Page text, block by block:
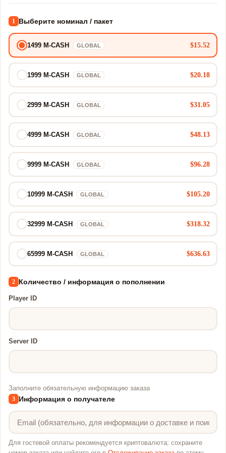
1 Выберите номинал / пакет
1499 M-CASH GLOBAL $15.52
1999 M-CASH GLOBAL $20.18
2999 M-CASH GLOBAL $31.05
4999 M-CASH GLOBAL $48.13
9999 M-CASH GLOBAL $96.28
10999 M-CASH GLOBAL $105.20
32999 M-CASH GLOBAL $318.32
65999 M-CASH GLOBAL $636.63
2 Количество / информация о пополнении
Player ID
Server ID
Заполните обязательную информацию заказа
3 Информация о получателе
Для гостевой оплаты рекомендуется криптовалюта; сохраните